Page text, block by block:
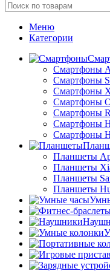
Меню
Категории
Смартфоны
Смартфоны
Смартфоны
Смартфоны
Смартфоны
Смартфоны
Смартфоны
Планшеты
Планшеты
Планшеты
Планшеты